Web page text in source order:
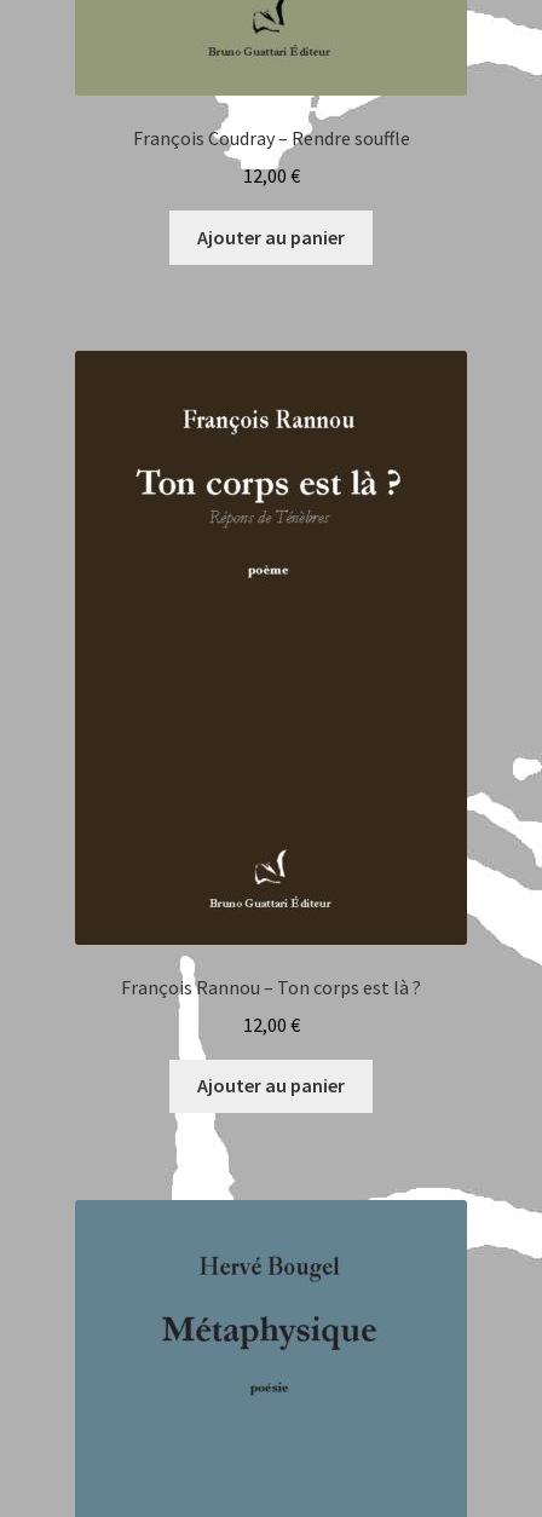
François Coudray – Rendre souffle
12,00 €
Ajouter au panier
François Rannou – Ton corps est là ?
12,00 €
Ajouter au panier